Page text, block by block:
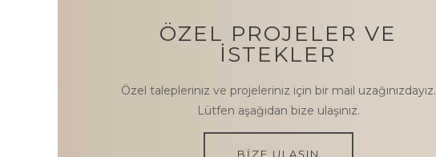
ÖZEL PROJELER VE
İSTEKLER
Özel talepleriniz ve projeleriniz için bir mail uzağınızdayız.
Lütfen aşağıdan bize ulaşınız.
BİZE ULAŞIN